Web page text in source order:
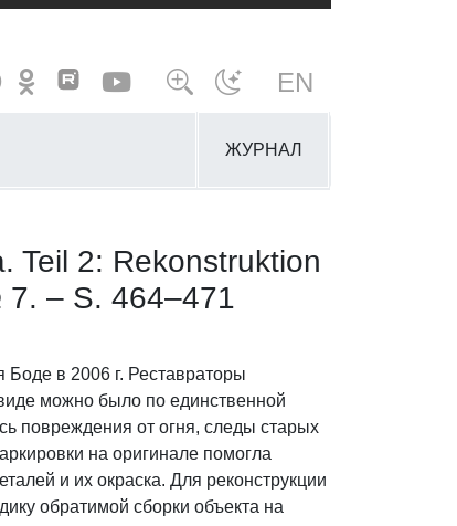
EN
ЖУРНАЛ
Teil 2: Rekonstruktion
7. – S. 464–471
в 2006 г. Реставраторы
можно было по единственной
повреждения от огня, следы старых
на оригинале помогла
и их окраска. Для реконструкции
обратимой сборки объекта на